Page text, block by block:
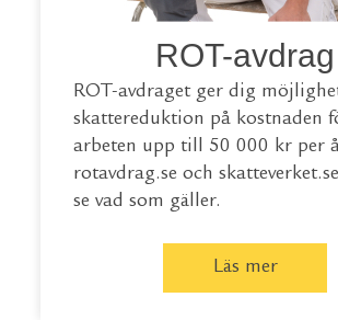
ROT-avdrag
ROT-avdraget ger dig
skattereduktion på kostnaden
arbeten upp till 50 000 kr per
rotavdrag.se och skatteverket.se
se vad som gäller.
Läs mer